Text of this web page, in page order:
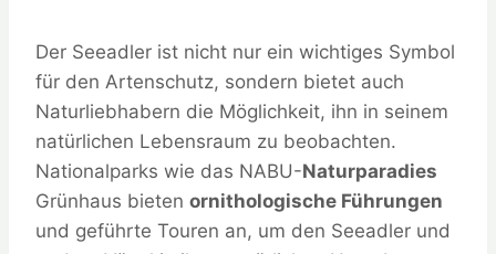
Der Seeadler ist nicht nur ein wichtiges Symbol
für den Artenschutz, sondern bietet auch
Naturliebhabern die Möglichkeit, ihn in seinem
natürlichen Lebensraum zu beobachten.
Nationalparks wie das NABU-Naturparadies
Grünhaus bieten ornithologische Führungen
und geführte Touren an, um den Seeadler und